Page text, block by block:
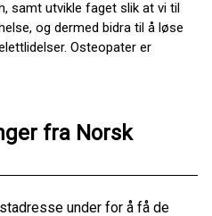
samt utvikle faget slik at vi til
og dermed bidra til å løse
Osteopater er
fra Norsk
under for å få de